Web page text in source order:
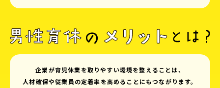
企業が育児休業を取りやすい環境を整えることは、
人材確保や従業員の定着率を高めることにもつながります。